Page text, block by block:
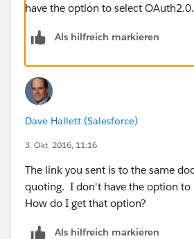
have the option to select
Als hilfreich markieren
Dave Hallett (Salesforce)
3. Okt. 2016, 11:16
The link you sent is to the same
quoting. I don't have the option to
How do I get that option?
Als hilfreich markieren